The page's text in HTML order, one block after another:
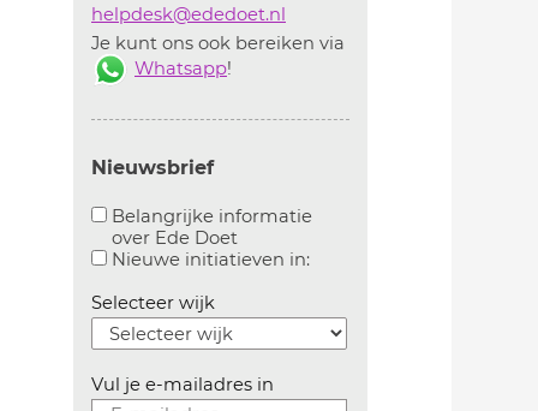
helpdesk@ededoet.nl
Je kunt ons ook bereiken via
Whatsapp!
Nieuwsbrief
Belangrijke informatie
over Ede Doet
Aanvinken om belangrijke informatie over
Nieuwe initiatieven in:Aanvinken om
Selecteer wijk
Vul je e-mailadres in